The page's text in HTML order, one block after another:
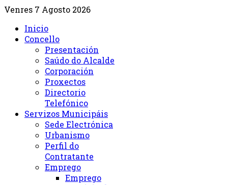
Venres 7 Agosto 2026
Inicio
Concello
Presentación
Saúdo do Alcalde
Corporación
Proxectos
Directorio
Telefónico
Servizos Municipáis
Sede Electrónica
Urbanismo
Perfil do
Contratante
Emprego
Emprego